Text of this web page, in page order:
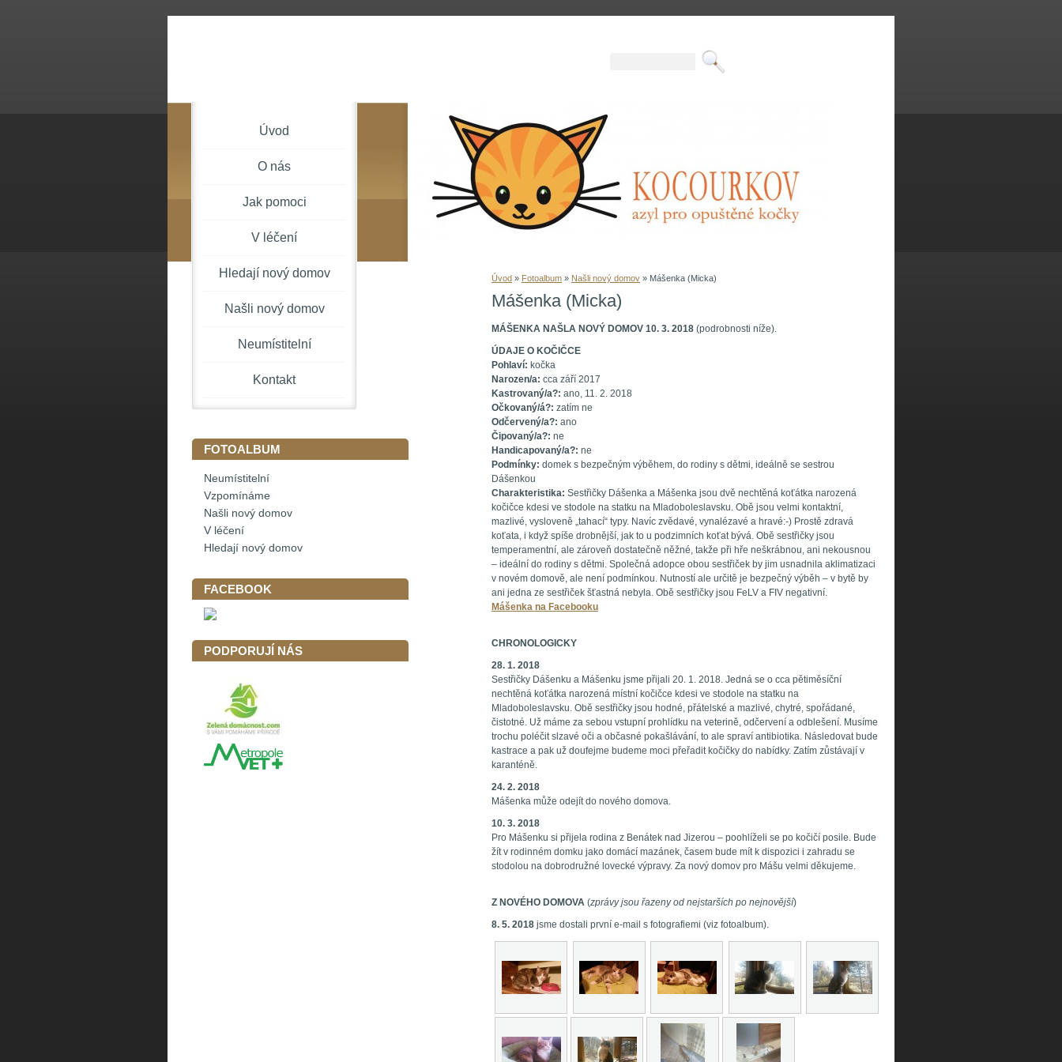
Úvod » Fotoalbum » Našli nový domov » Mášenka (Micka)
Mášenka (Micka)
MÁŠENKA NAŠLA NOVÝ DOMOV 10. 3. 2018 (podrobnosti níže).
ÚDAJE O KOČIČCE
Pohlaví: kočka
Narozen/a: cca září 2017
Kastrovaný/a?: ano, 11. 2. 2018
Očkovaný/á?: zatím ne
Odčervený/a?: ano
Čipovaný/a?: ne
Handicapovaný/a?: ne
Podmínky: domek s bezpečným výběhem, do rodiny s dětmi, ideálně se sestrou
Dášenkou
Charakteristika: Sestřičky Dášenka a Mášenka jsou dvě nechtěná koťátka narozená
kočičce kdesi ve stodole na statku na Mladoboleslavsku. Obě jsou velmi kontaktní,
mazlivé, vysloveně „tahací“ typy. Navíc zvědavé, vynalézavé a hravé:-) Prostě zdravá
koťata, i když spíše drobnější, jak to u podzimních koťat bývá. Obě sestřičky jsou
temperamentní, ale zároveň dostatečně něžné, takže při hře neškrábnou, ani nekousnou
– ideální do rodiny s dětmi. Společná adopce obou sestřiček by jim usnadnila aklimatizaci
v novém domově, ale není podmínkou. Nutností ale určitě je bezpečný výběh – v bytě by
ani jedna ze sestřiček šťastná nebyla. Obě sestřičky jsou FeLV a FIV negativní.
Mášenka na Facebooku
CHRONOLOGICKY
28. 1. 2018
Sestřičky Dášenku a Mášenku jsme přijali 20. 1. 2018. Jedná se o cca pětiměsíční
nechtěná koťátka narozená místní kočičce kdesi ve stodole na statku na
Mladoboleslavsku. Obě sestřičky jsou hodné, přátelské a mazlivé, chytré, spořádané,
čistotné. Už máme za sebou vstupní prohlídku na veterině, odčervení a odblešení. Musíme
trochu poléčit slzavé oči a občasné pokašlávání, to ale spraví antibiotika. Následovat bude
kastrace a pak už doufejme budeme moci přeřadit kočičky do nabídky. Zatím zůstávají v
karanténě.
24. 2. 2018
Mášenka může odejít do nového domova.
10. 3. 2018
Pro Mášenku si přijela rodina z Benátek nad Jizerou – poohlíželi se po kočičí posile. Bude
žít v rodinném domku jako domácí mazánek, časem bude mít k dispozici i zahradu se
stodolou na dobrodružné lovecké výpravy. Za nový domov pro Mášu velmi děkujeme.
Z NOVÉHO DOMOVA (zprávy jsou řazeny od nejstarších po nejnovější)
8. 5. 2018 jsme dostali první e-mail s fotografiemi (viz fotoalbum).
Úvod
O nás
Jak pomoci
V léčení
Hledají nový domov
Našli nový domov
Neumístitelní
Kontakt
FOTOALBUM
Neumístitelní
Vzpomínáme
Našli nový domov
V léčení
Hledají nový domov
FACEBOOK
PODPORUJÍ NÁS